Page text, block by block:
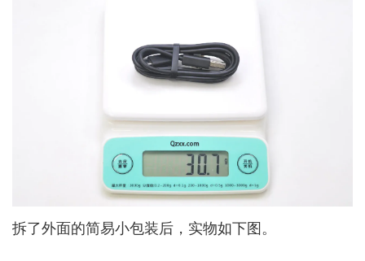
拆了外面的简易小包装后，实物如下图。